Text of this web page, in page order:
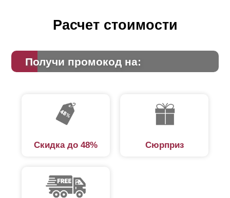
Расчет стоимости
Получи промокод на:
Скидка до 48% Сюрприз